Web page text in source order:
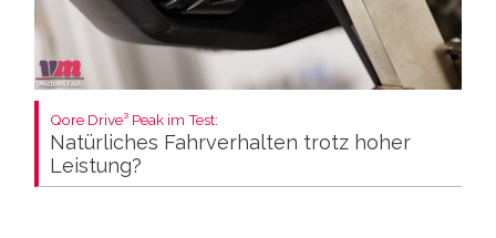
Qore Drive³ Peak im Test:
Natürliches Fahrverhalten trotz hoher
Leistung?